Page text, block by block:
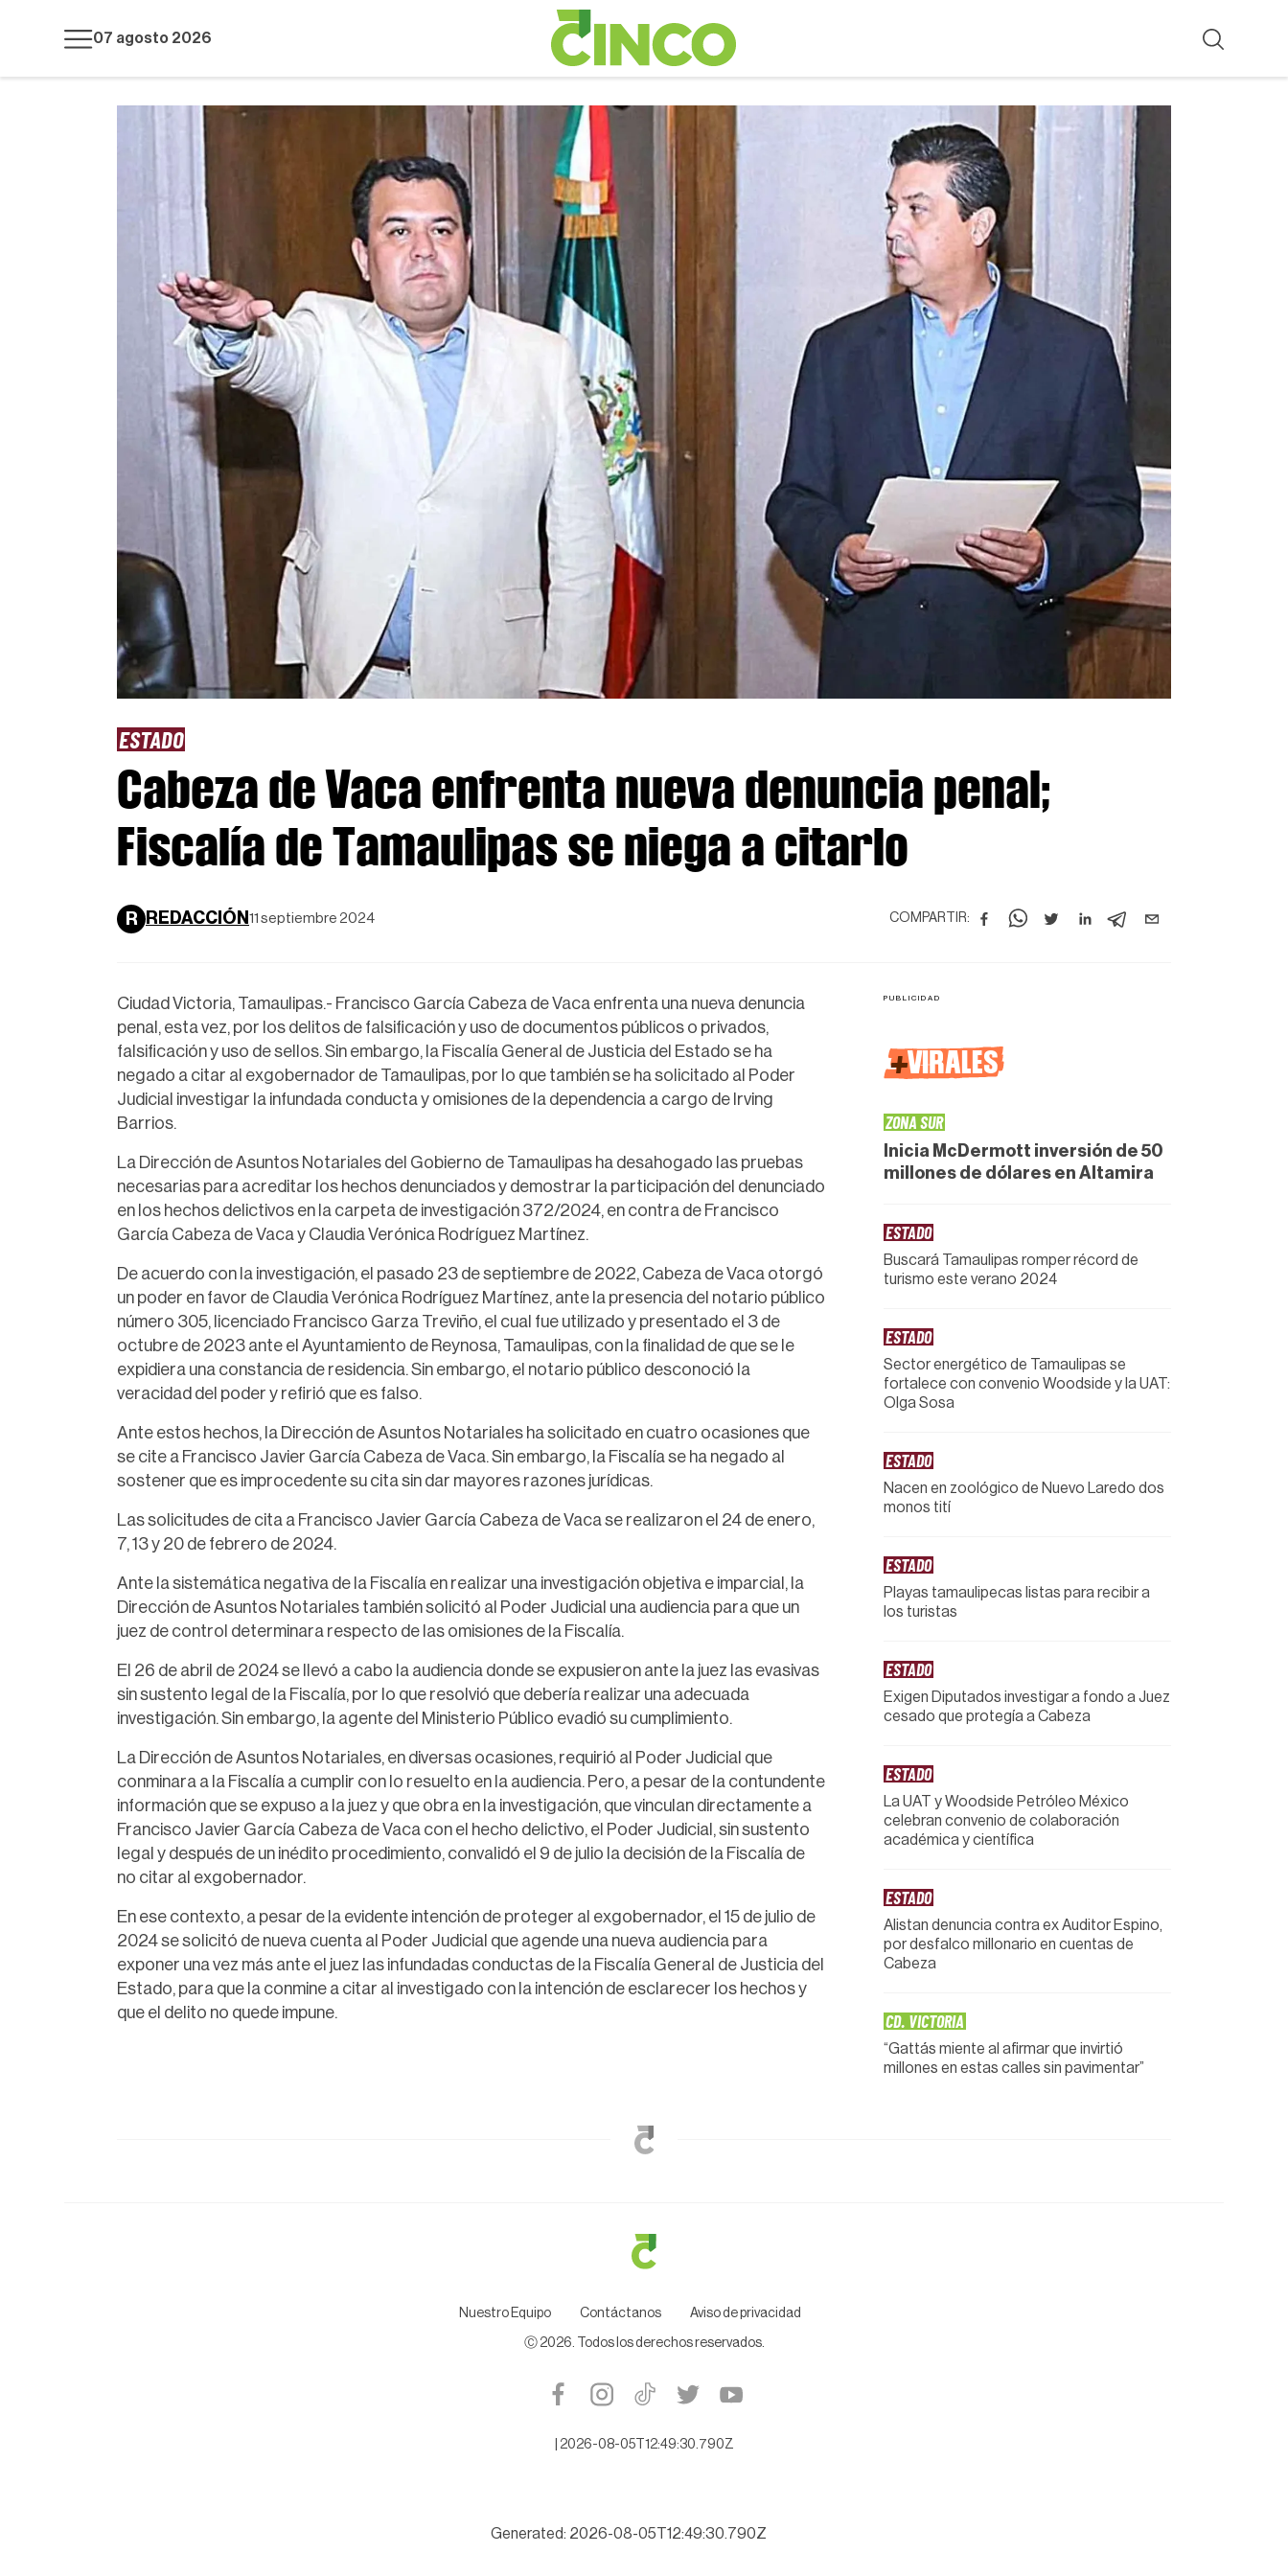
07 agosto 2026
ESTADO
Cabeza de Vaca enfrenta nueva denuncia penal;
Fiscalía de Tamaulipas se niega a citarlo
R REDACCIÓN 11 septiembre 2024 COMPARTIR:
Ciudad Victoria, Tamaulipas.- Francisco García Cabeza de Vaca enfrenta una nueva denuncia
penal, esta vez, por los delitos de falsificación y uso de documentos públicos o privados,
falsificación y uso de sellos. Sin embargo, la Fiscalía General de Justicia del Estado se ha
negado a citar al exgobernador de Tamaulipas, por lo que también se ha solicitado al Poder
Judicial investigar la infundada conducta y omisiones de la dependencia a cargo de Irving
Barrios.
La Dirección de Asuntos Notariales del Gobierno de Tamaulipas ha desahogado las pruebas
necesarias para acreditar los hechos denunciados y demostrar la participación del denunciado
en los hechos delictivos en la carpeta de investigación 372/2024, en contra de Francisco
García Cabeza de Vaca y Claudia Verónica Rodríguez Martínez.
De acuerdo con la investigación, el pasado 23 de septiembre de 2022, Cabeza de Vaca otorgó
un poder en favor de Claudia Verónica Rodríguez Martínez, ante la presencia del notario público
número 305, licenciado Francisco Garza Treviño, el cual fue utilizado y presentado el 3 de
octubre de 2023 ante el Ayuntamiento de Reynosa, Tamaulipas, con la finalidad de que se le
expidiera una constancia de residencia. Sin embargo, el notario público desconoció la
veracidad del poder y refirió que es falso.
Ante estos hechos, la Dirección de Asuntos Notariales ha solicitado en cuatro ocasiones que
se cite a Francisco Javier García Cabeza de Vaca. Sin embargo, la Fiscalía se ha negado al
sostener que es improcedente su cita sin dar mayores razones jurídicas.
Las solicitudes de cita a Francisco Javier García Cabeza de Vaca se realizaron el 24 de enero,
7, 13 y 20 de febrero de 2024.
Ante la sistemática negativa de la Fiscalía en realizar una investigación objetiva e imparcial, la
Dirección de Asuntos Notariales también solicitó al Poder Judicial una audiencia para que un
juez de control determinara respecto de las omisiones de la Fiscalía.
El 26 de abril de 2024 se llevó a cabo la audiencia donde se expusieron ante la juez las evasivas
sin sustento legal de la Fiscalía, por lo que resolvió que debería realizar una adecuada
investigación. Sin embargo, la agente del Ministerio Público evadió su cumplimiento.
La Dirección de Asuntos Notariales, en diversas ocasiones, requirió al Poder Judicial que
conminara a la Fiscalía a cumplir con lo resuelto en la audiencia. Pero, a pesar de la contundente
información que se expuso a la juez y que obra en la investigación, que vinculan directamente a
Francisco Javier García Cabeza de Vaca con el hecho delictivo, el Poder Judicial, sin sustento
legal y después de un inédito procedimiento, convalidó el 9 de julio la decisión de la Fiscalía de
no citar al exgobernador.
En ese contexto, a pesar de la evidente intención de proteger al exgobernador, el 15 de julio de
2024 se solicitó de nueva cuenta al Poder Judicial que agende una nueva audiencia para
exponer una vez más ante el juez las infundadas conductas de la Fiscalía General de Justicia del
Estado, para que la conmine a citar al investigado con la intención de esclarecer los hechos y
que el delito no quede impune.
+VIRALES
ZONA SUR
Inicia McDermott inversión de 50
millones de dólares en Altamira
ESTADO
Buscará Tamaulipas romper récord de
turismo este verano 2024
ESTADO
Sector energético de Tamaulipas se
fortalece con convenio Woodside y la UAT:
Olga Sosa
ESTADO
Nacen en zoológico de Nuevo Laredo dos
monos tití
ESTADO
Playas tamaulipecas listas para recibir a
los turistas
ESTADO
Exigen Diputados investigar a fondo a Juez
cesado que protegía a Cabeza
ESTADO
La UAT y Woodside Petróleo México
celebran convenio de colaboración
académica y científica
ESTADO
Alistan denuncia contra ex Auditor Espino,
por desfalco millonario en cuentas de
Cabeza
CD. VICTORIA
“Gattás miente al afirmar que invirtió
millones en estas calles sin pavimentar”
Nuestro Equipo Contáctanos Aviso de privacidad
Ⓒ 2026 . Todos los derechos reservados.
2026-08-05T12:49:30.790Z
Generated: 2026-08-05T12:49:30.790Z